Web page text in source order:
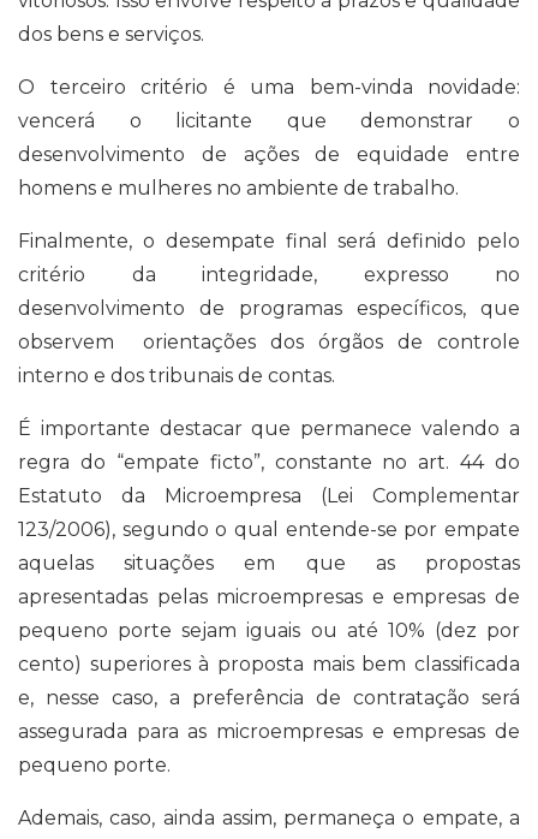
dos bens e serviços.
O terceiro critério é uma bem-vinda novidade:
vencerá o licitante que demonstrar o
desenvolvimento de ações de equidade entre
homens e mulheres no ambiente de trabalho.
Finalmente, o desempate final será definido pelo
critério da integridade, expresso no
desenvolvimento de programas específicos, que
observem orientações dos órgãos de controle
interno e dos tribunais de contas.
É importante destacar que permanece valendo a
regra do “empate ficto”, constante no art. 44 do
Estatuto da Microempresa (Lei Complementar
123/2006), segundo o qual entende-se por empate
aquelas situações em que as propostas
apresentadas pelas microempresas e empresas de
pequeno porte sejam iguais ou até 10% (dez por
cento) superiores à proposta mais bem classificada
e, nesse caso, a preferência de contratação será
assegurada para as microempresas e empresas de
pequeno porte.
Ademais, caso, ainda assim, permaneça o empate, a